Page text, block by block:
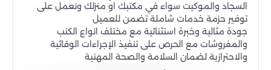
السجاد والموكيت سواء في مكتبك او منزلك ونعمل على
توفير حزمة خدمات شاملة تضمن للعميل
جودة مثالية وخبرة استثنائية مع مختلف انواع الكنب
والمفروشات مع الحرص على تنفيذ الإجراءات الوقائية
والاحترازية لضمان السلامة والصحة المهنية